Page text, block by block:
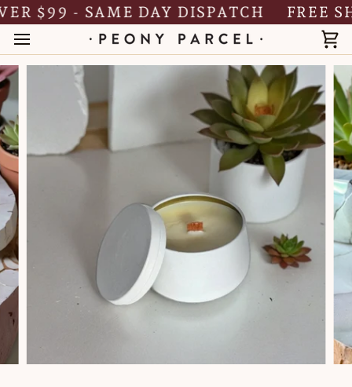
Skip
to
content
$99 - SAME DAY DISPATCH FREE